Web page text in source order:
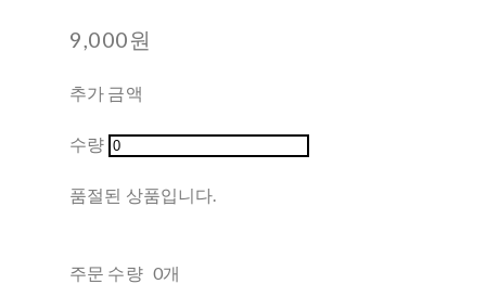
9,000원
추가 금액
수량
품절된 상품입니다.
주문 수량 0개